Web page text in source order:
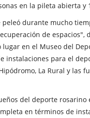
en la pileta abierta y
durante mucho
de espacios",
en el Museo del
instalaciones para el
La Rural y las
del deporte
en términos de